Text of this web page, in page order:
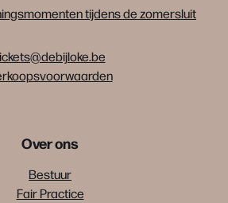
tijdens de zomersluit
Over ons
Bestuur
Fair Practice